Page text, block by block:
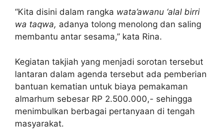
“Kita disini dalam rangka wata’awanu ‘alal birri
wa taqwa, adanya tolong menolong dan saling
membantu antar sesama,” kata Rina.
Kegiatan takjiah yang menjadi sorotan tersebut
lantaran dalam agenda tersebut ada pemberian
bantuan kematian untuk biaya pemakaman
almarhum sebesar RP 2.500.000,- sehingga
menimbulkan berbagai pertanyaan di tengah
masyarakat.